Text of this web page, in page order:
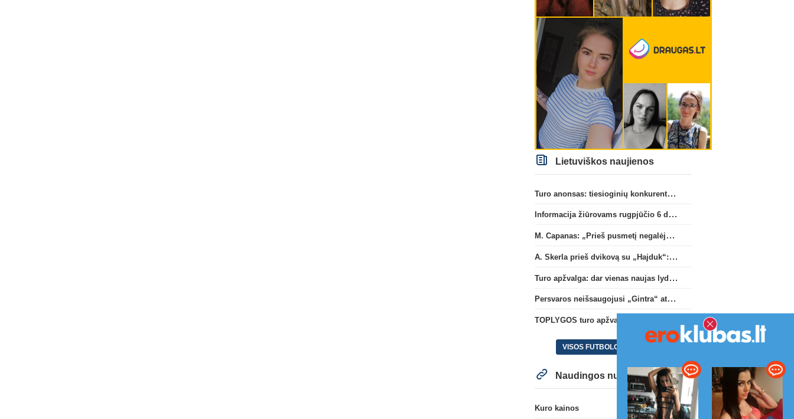
Lietuviškos naujienos
Turo anonsas: tiesioginių konkurentų dvikova Gargžduose
Informacija žiūrovams rugpjūčio 6 d. UEFA rungtynėms
M. Capanas: „Prieš pusmetį negalėjau net įsivaizduoti, kad žaisime prieš „Hajduk“
A. Skerla prieš dvikovą su „Hajduk“: „Tai kito kalibro komanda“
Turo apžvalga: dar vienas naujas lyderis
Persvaros neišsaugojusi „Gintra“ atrankos pusfinalyje nusileido Škotijos čempionėms
VISOS FUTBOLO NAUJIENOS
Naudingos nuorodos
Kuro kainos